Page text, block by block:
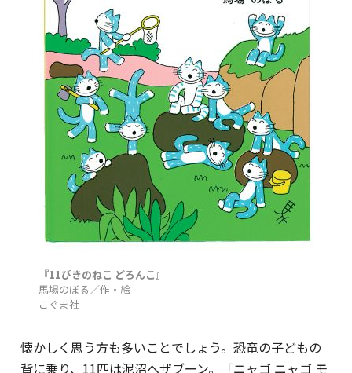
『11ぴきのねこ どろんこ』
馬場のぼる／作・絵
こぐま社
懐かしく思う方も多いことでしょう。恐竜の子どもの
背に乗り、11匹は泥沼へザブーン。「ニャゴ ニャゴ モ